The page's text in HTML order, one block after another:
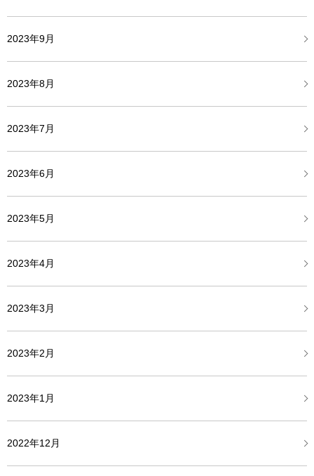
2023年9月
2023年8月
2023年7月
2023年6月
2023年5月
2023年4月
2023年3月
2023年2月
2023年1月
2022年12月